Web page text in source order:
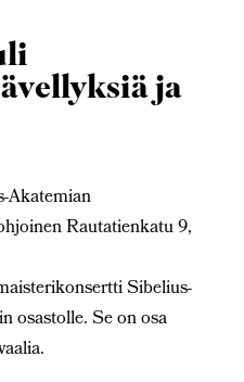
ja
Akatemian
Rautatienkatu 9,
Sibelius-
osastolle. Se on osa